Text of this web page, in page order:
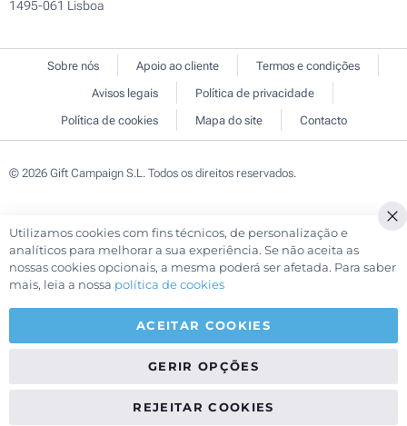
1495-061 Lisboa
Sobre nós Apoio ao cliente
Termos e condições
Avisos legais
Política de privacidade
Política de cookies
Mapa do site Contacto
© 2026 Gift Campaign S.L. Todos os direitos reservados.
Utilizamos cookies com fins técnicos, de personalização e
analíticos para melhorar a sua experiência. Se não aceita as
nossas cookies opcionais, a mesma poderá ser afetada. Para saber
mais, leia a nossa política de cookies
ACEITAR COOKIES
GERIR OPÇÕES
REJEITAR COOKIES